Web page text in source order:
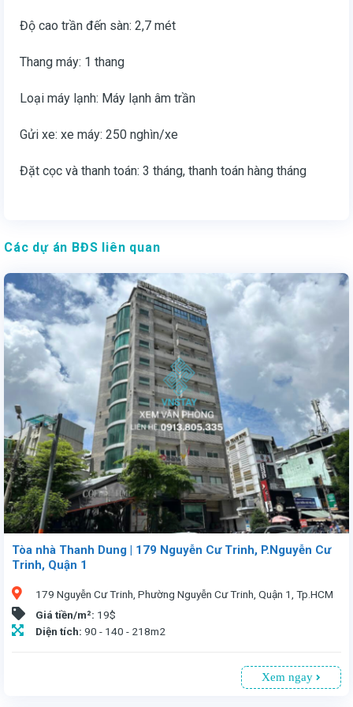
Độ cao trần đến sàn: 2,7 mét
Thang máy: 1 thang
Loại máy lạnh: Máy lạnh âm trần
Gửi xe: xe máy: 250 nghìn/xe
Đặt cọc và thanh toán: 3 tháng, thanh toán hàng tháng
Các dự án BĐS liên quan
Tòa nhà Thanh Dung | 179 Nguyễn Cư Trinh, P.Nguyễn Cư
Trinh, Quận 1
179 Nguyễn Cư Trinh, Phường Nguyễn Cư Trinh, Quận 1, Tp.HCM
Giá tiền/m²: 19$
Diện tích: 90 - 140 - 218m2
Xem ngay